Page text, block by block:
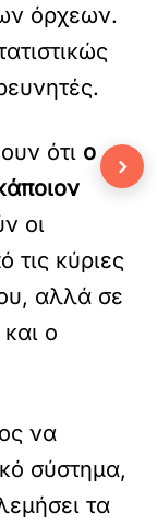
όρχεων.
ότι ο
οι
τις κύριες
αλλά σε
ο
να
σύστημα,
τα
›